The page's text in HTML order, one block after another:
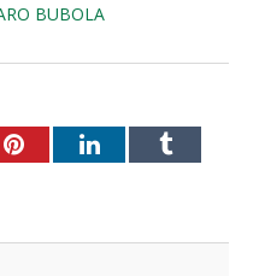
BUBOLA
PinterestLinkedInTumblr